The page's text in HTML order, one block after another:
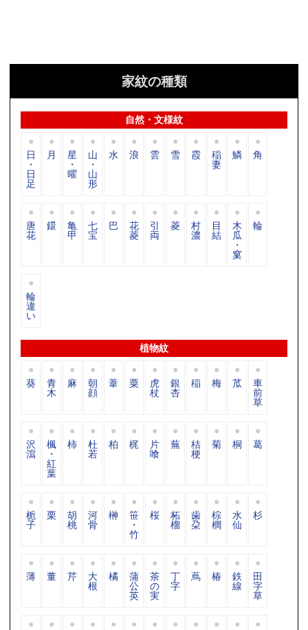
家紋の種類
自然・文様紋
日
・
日
足
月 星
・
曜
山
・
山
形
水 浪 雲 雪 霞 稲
妻
鱗 角
唐
花
鐶 亀
甲
七
宝
巴 花
菱
引
両
菱 村
濃
目
結
木
瓜
・
窠
輪
輪
違
い
植物紋
葵 青
木
麻 朝
顔
葦 粟 虎
杖
銀
杏
稲 梅 苽 車
前
草
沢
瀉
楓
・
紅
葉
柿 杜
若
柏 梶 片
喰
蕪 桔
梗
菊 桐 葛
栀
子
栗 胡
桃
河
骨
榊 笹
・
竹
桜 柘
榴
歯
朶
棕
櫚
水
仙
杉
薄 董 芹 大
根
橘 蒲
公
英
茶
の
実
丁
字
蔦 椿 鉄
線
田
字
草